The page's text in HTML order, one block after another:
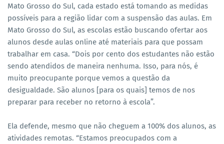
Mato Grosso do Sul, cada estado está tomando as medidas
possíveis para a região lidar com a suspensão das aulas. Em
Mato Grosso do Sul, as escolas estão buscando ofertar aos
alunos desde aulas online até materiais para que possam
trabalhar em casa. “Dois por cento dos estudantes não estão
sendo atendidos de maneira nenhuma. Isso, para nós, é
muito preocupante porque vemos a questão da
desigualdade. São alunos [para os quais] temos de nos
preparar para receber no retorno à escola”.
Ela defende, mesmo que não cheguem a 100% dos alunos, as
atividades remotas. “Estamos preocupados com a